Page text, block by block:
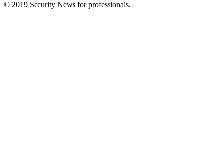
© 2019 Security News for professionals.